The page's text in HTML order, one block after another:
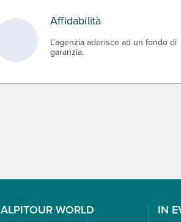
Affidabilità
L'agenzia aderisce ad un fondo di
garanzia.
ALPITOUR WORLD IN